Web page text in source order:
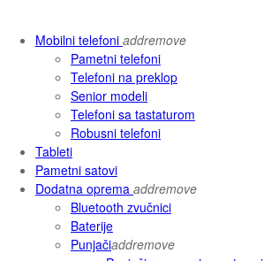
Mobilni telefoni addremove
Pametni telefoni
Telefoni na preklop
Senior modeli
Telefoni sa tastaturom
Robusni telefoni
Tableti
Pametni satovi
Dodatna oprema addremove
Bluetooth zvučnici
Baterije
Punjačiaddremove